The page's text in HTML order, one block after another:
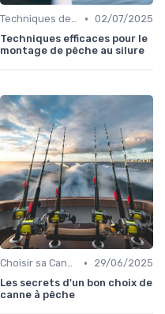
Techniques de Pêche • 02/07/2025
Techniques efficaces pour le
montage de pêche au silure
Choisir sa Canne et son Équipement •
29/06/2025
Les secrets d'un bon choix de
canne à pêche